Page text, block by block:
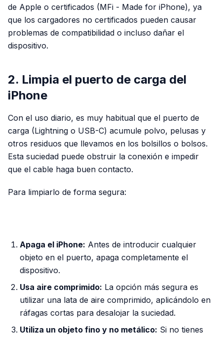
de Apple o certificados (MFi - Made for iPhone), ya
que los cargadores no certificados pueden causar
problemas de compatibilidad o incluso dañar el
dispositivo.
2. Limpia el puerto de carga del
iPhone
Con el uso diario, es muy habitual que el puerto de
carga (Lightning o USB-C) acumule polvo, pelusas y
otros residuos que llevamos en los bolsillos o bolsos.
Esta suciedad puede obstruir la conexión e impedir
que el cable haga buen contacto.
Para limpiarlo de forma segura:
Apaga el iPhone: Antes de introducir cualquier
objeto en el puerto, apaga completamente el
dispositivo.
Usa aire comprimido: La opción más segura es
utilizar una lata de aire comprimido, aplicándolo en
ráfagas cortas para desalojar la suciedad.
Utiliza un objeto fino y no metálico: Si no tienes